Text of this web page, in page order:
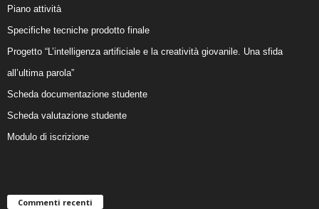
Piano attività
Specifiche tecniche prodotto finale
Progetto “L’intelligenza artificiale e la creatività giovanile. Una sfida
all’ultima parola”
Scheda documentazione studente
Scheda valutazione studente
Modulo di iscrizione
Commenti recenti